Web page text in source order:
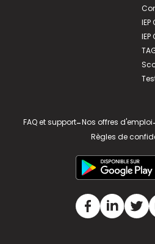
FAQ et support-Nos offres d'emploi
Règles de